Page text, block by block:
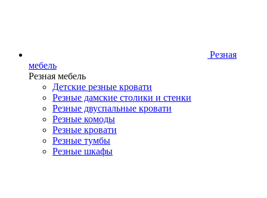
Резная
мебель
Резная мебель
Детские резные кровати
Резные дамские столики и стенки
Резные двуспальные кровати
Резные комоды
Резные кровати
Резные тумбы
Резные шкафы